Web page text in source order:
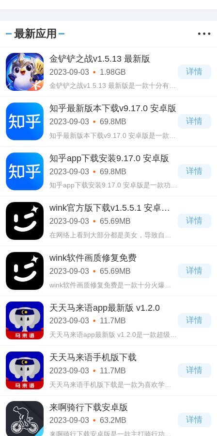
最新应用
金铲铲之战v1.5.13 最新版
2023-09-03 1.98GB
金铲铲之战v1.5.13 最新版是一款十分有趣
玩这款游戏，玩法类似噢。金铲铲之战
v1.5.13 最新版这款游戏里面拥有海量的英
雄角色
详情
知乎最新版本下载v9.17.0 安卓版
2023-09-03 69.8MB
知乎最新版本下载v9.17.0 安卓版是一款十
乎最新版本下载v9.17.0 安卓版软件当中拥
有包罗万象的内容，涵盖了各个方面的知
识内容
详情
知乎app下载安装9.17.0 安卓版
2023-09-03 69.8MB
知乎app下载安装9.17.0 安卓版是一款功能
洁大方的页面设计，用户操作起来会无比
的简单，丝毫难度都没有，而且还可以注
册登录
详情
wink官方版下载v1.5.5.1 安卓最
新版
2023-09-03 65.69MB
在网络上看到大部分都是美女，导致自己
wink官方版下载v1.5.5.1 安卓最新版拍摄软
件，当你下载安装了之后，也可以成为大
美女，而
详情
wink软件画质修复免费
2023-09-03 65.69MB
wink软件画质修复免费是一款十分火爆的
打造的软件，用户们可以随时进去使用，
没有一点时间和空间限制，保证你们使用
之后都
详情
天天马来语app最新版 v1.2.0
2023-09-03 11.7MB
天天马来语app最新版 v1.2.0是一款超级好
来语app最新版 v1.2.0软件当中能够学习到
马来西亚的语言，学起来也不会感觉到枯
燥无味
详情
天天马来语手机版下载
2023-09-03 11.7MB
天天马来语手机版下载是一款为喜欢学习
有着非常齐全的语音功能，还包含了各种
场景的对话，让你可以真实的模拟相关对
话内容
详情
来啊骑行下载安卓版
2023-09-03 63.2MB
来啊骑行下载安卓版是一款主打骑行功能
详情